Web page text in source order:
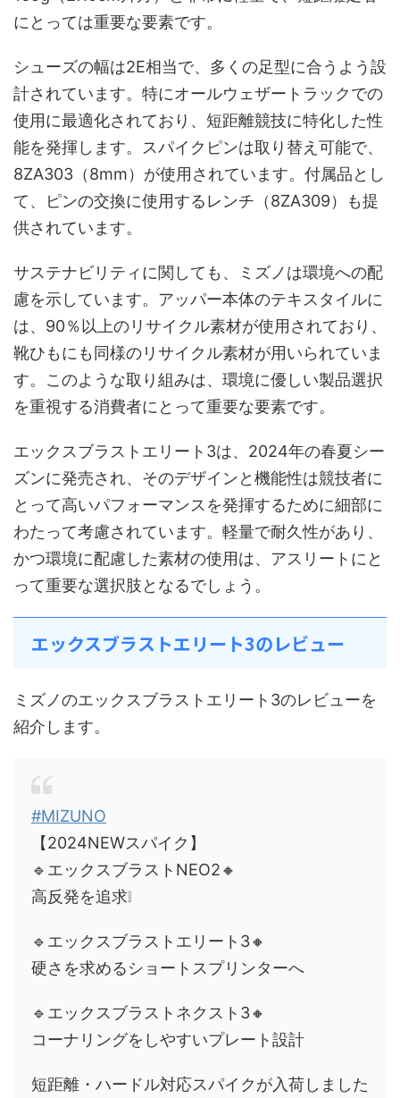
にとっては重要な要素です。
シューズの幅は2E相当で、多くの足型に合うよう設
計されています。特にオールウェザートラックでの
使用に最適化されており、短距離競技に特化した性
能を発揮します。スパイクピンは取り替え可能で、
8ZA303（8mm）が使用されています。付属品とし
て、ピンの交換に使用するレンチ（8ZA309）も提
供されています。
サステナビリティに関しても、ミズノは環境への配
慮を示しています。アッパー本体のテキスタイルに
は、90％以上のリサイクル素材が使用されており、
靴ひもにも同様のリサイクル素材が用いられていま
す。このような取り組みは、環境に優しい製品選択
を重視する消費者にとって重要な要素です。
エックスブラストエリート3は、2024年の春夏シー
ズンに発売され、そのデザインと機能性は競技者に
とって高いパフォーマンスを発揮するために細部に
わたって考慮されています。軽量で耐久性があり、
かつ環境に配慮した素材の使用は、アスリートにと
って重要な選択肢となるでしょう。
エックスブラストエリート3のレビュー
ミズノのエックスブラストエリート3のレビューを
紹介します。
#MIZUNO
【2024NEWスパイク】
🔹エックスブラストNEO2🔸
高反発を追求❕
🔹エックスブラストエリート3🔸
硬さを求めるショートスプリンターへ
🔹エックスブラストネクスト3🔸
コーナリングをしやすいプレート設計
短距離・ハードル対応スパイクが入荷しました